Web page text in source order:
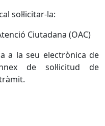
sol·licitar-la:
Ciutadana (OAC)
a la seu electrònica de
de sol·licitud de